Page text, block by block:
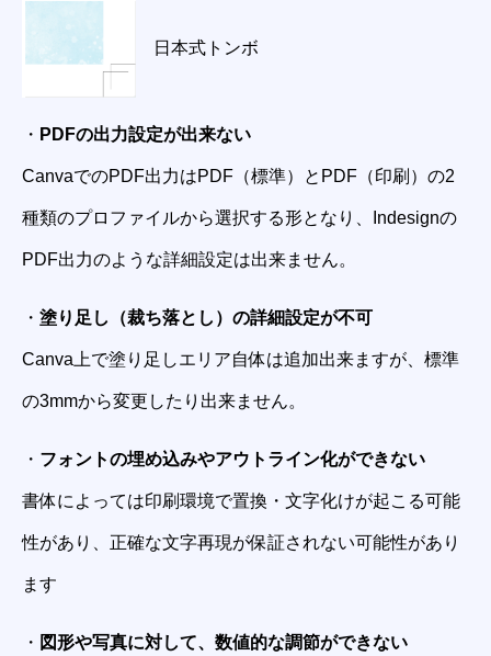
日本式トンボ
・ PDFの出力設定が出来ない
CanvaでのPDF出力はPDF（標準）とPDF（印刷）の2
種類のプロファイルから選択する形となり、Indesignの
PDF出力のような詳細設定は出来ません。
・ 塗り足し（裁ち落とし）の詳細設定が不可
Canva上で塗り足しエリア自体は追加出来ますが、標準
の3mmから変更したり出来ません。
・ フォントの埋め込みやアウトライン化ができない
書体によっては印刷環境で置換・文字化けが起こる可能
性があり、正確な文字再現が保証されない可能性があり
ます
・ 図形や写真に対して、数値的な調節ができない